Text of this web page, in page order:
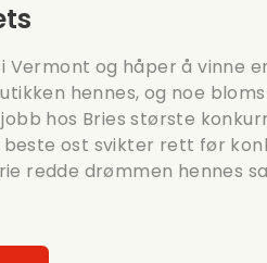
Vermont og håper å vinne
hennes, og noe
hos Bries største
ost svikter rett før
redde drømmen hennes